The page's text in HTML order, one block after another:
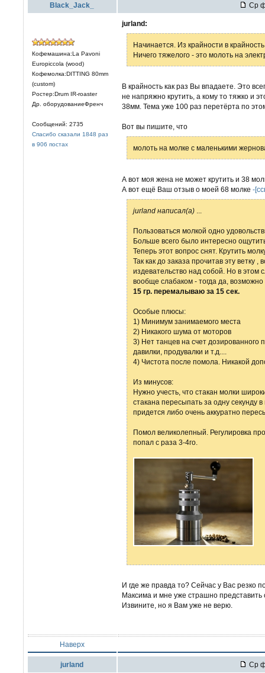
Black_Jack_ Ср
Кофемашина:La Pavoni
Europiccola (wood)
Кофемолка:DITTING 80mm
(custom)
Ростер:Drum IR-roaster
Др. оборудованиеФренч
Сообщений: 2735
Спасибо сказали 1848 раз
в 906 постах
jurland:
Начинается. Из крайности в
Ничего тяжелого - это молоть на
В крайность как раз Вы впадаете. Это
не напряжно крутить, а кому то тяжко и
38мм. Тема уже 100 раз перетёрта по
Вот вы пишите, что
молоть на молке с маленькими
А вот моя жена не может крутить и 38
А вот ещё Ваш отзыв о моей 68 молке -
jurland написал(а)
Пользоваться молкой одно
Больше всего было интересно
Теперь этот вопрос снят. Крутить
Так как до заказа прочитав эту ветку
издевательство над собой. Но в этом
вообще слабаком - тогда да, возможно
15 гр. перемалываю за 15 сек.
Особые плюсы:
1) Минимум занимаемого места
2) Никакого шума от моторов
3) Нет танцев на счет
давилки, продувалки и т.д....
4) Чистота после помола. Никакой
Из минусов:
Нужно учесть, что стакан молки
стакана пересыпать за одну секунду
придется либо очень аккуратно
Помол великолепный. Регулировка
попал с раза 3-4го.
И где же правда то? Сейчас у Вас резко
Максима и мне уже страшно представить
Извините, но я Вам уже не верю.
Наверх
jurland Ср